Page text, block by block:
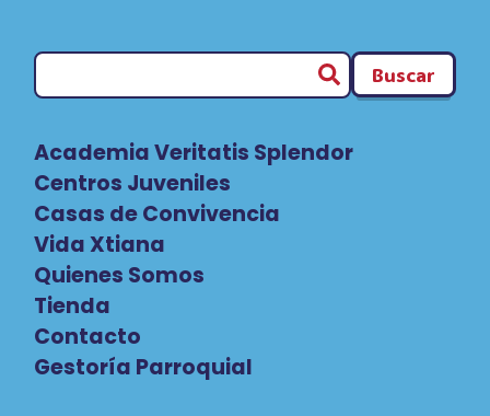
Buscar
Academia Veritatis Splendor
Centros Juveniles
Casas de Convivencia
Vida Xtiana
Quienes Somos
Tienda
Contacto
Gestoría Parroquial